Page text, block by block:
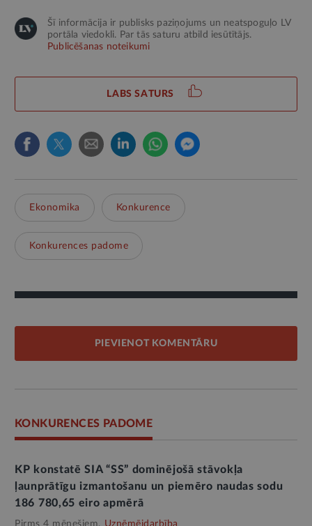
Šī informācija ir publisks paziņojums un neatspoguļo LV
portāla viedokli. Par tās saturu atbild iesūtītājs.
Publicēšanas noteikumi
LABS SATURS
Ekonomika Konkurence
Konkurences padome
PIEVIENOT KOMENTĀRU
KONKURENCES PADOME
KP konstatē SIA “SS” dominējošā stāvokļa
ļaunprātīgu izmantošanu un piemēro naudas sodu
186 780,65 eiro apmērā
Pirms 4 mēnešiem, Uzņēmējdarbība